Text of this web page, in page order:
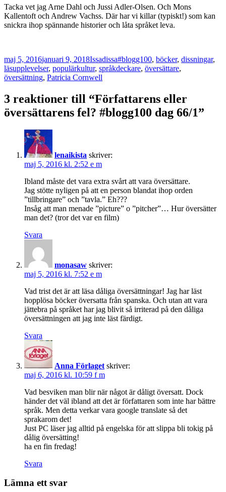
Tacka vet jag Arne Dahl och Jussi Adler-Olsen. Och Mons
Kallentoft och Andrew Vachss. Där har vi killar (typiskt!) som kan
snickra ihop spännande historier och låta språket leva.
Postat
maj 5, 2016januari 9, 2018Författare
IssadissaKategorier
#blogg100, böcker, dissningar,
läsupplevelser, populärkultur, språkTaggar
deckare, översättare,
översättning, Patricia Cornwell
3 reaktioner till “Författarens eller
översättarens fel? #blogg100 dag 66/1”
lenaikista skriver:
maj 5, 2016 kl. 2:52 e m
Ibland måste det vara extra svårt att vara översättare.
Jag stötte nyligen på att en person blandat ihop orden
”tillbringare” och ”tavla.” Eh???
Insåg att man menade ”picture” o ”pitcher”… Hur översätter
man det? (tror det var en film)
Svara
monasaw skriver:
maj 5, 2016 kl. 7:52 e m
Vad trist det är att läsa dåliga översättningar! Jag har läst
hopplösa böcker översatta från spanska. Och utan att vara
jättebra på språket har jag blivit så irriterad på den dåliga
översättningen att jag inte läst färdigt.
Svara
Anna Förlaget skriver:
maj 6, 2016 kl. 10:59 f m
Vad besviken man blir när något är dåligt översatt. Dock
händer det väl ibland att det är författaren som inte har bättre
språk. Men detta verkar vara google translate så det
sprakarom det!
Just PC läser jag alltid på engelska för att slippa bli tokig på
dålig översätting!
ha en fin fredag!
Svara
Lämna ett svar